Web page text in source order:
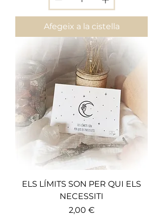
Afegeix a la cistella
ELS LÍMITS SON PER QUI ELS
NECESSITI
Preu
2,00 €